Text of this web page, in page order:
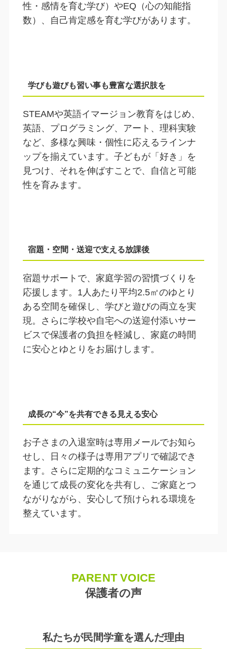
性・感情を育む学び）やEQ（心の知能指
数）、自己肯定感を育む学びがあります。
学びも遊びも習い事も豊富な選択肢を
STEAMや英語イマージョン教育をはじめ、
英語、プログラミング、アート、理科実験
など、多様な興味・個性に応えるラインナ
ップを揃えています。子どもが「好き」を
見つけ、それを伸ばすことで、自信と可能
性を育みます。
宿題・空間・送迎で支える放課後
宿題サポートで、家庭学習の習慣づくりを
応援します。1人あたり平均2.5㎡のゆとり
ある空間を確保し、学びと遊びの両立を実
現。さらに学校や自宅への送迎付添いサー
ビスで保護者の負担を軽減し、家庭の時間
に安心とゆとりをお届けします。
成長の“今”を共有できる見える安心
お子さまの入退室時は専用メールでお知ら
せし、日々の様子は専用アプリで確認でき
ます。さらに定期的なコミュニケーション
を通じて成長の変化を共有し、ご家庭とつ
ながりながら、安心して預けられる環境を
整えています。
PARENT VOICE
保護者の声
私たちが民間学童を選んだ理由